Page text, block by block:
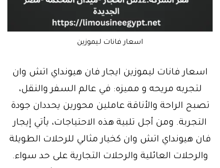
اسعار فانات ليموزين
اسعار فانات ليموزين ايجار فان هيونداي اتش وان
لتجربه مريحه و مميزه: في عالم السفر والنقل،
تصبح الراحة والأناقة عاملين محورين يحددان جودة
التجربة. ومن أجل تلبية هذه الاحتياجات، يأتي إيجار
فان هيونداي اتش وان كخيار مثالي للرحلات الطويلة
والرحلات العائلية والرحلات التجارية على حد سواء.